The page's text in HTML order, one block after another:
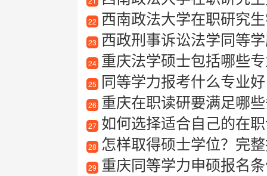
22 西南政法大学在职研究生
23 西政刑事诉讼法学同等
24 重庆法学硕士包括哪些
25 同等学力报考什么专业好
26 重庆在职读研要满足哪
27 如何选择适合自己的在
28 怎样取得硕士学位？完
29 重庆同等学力申硕报名